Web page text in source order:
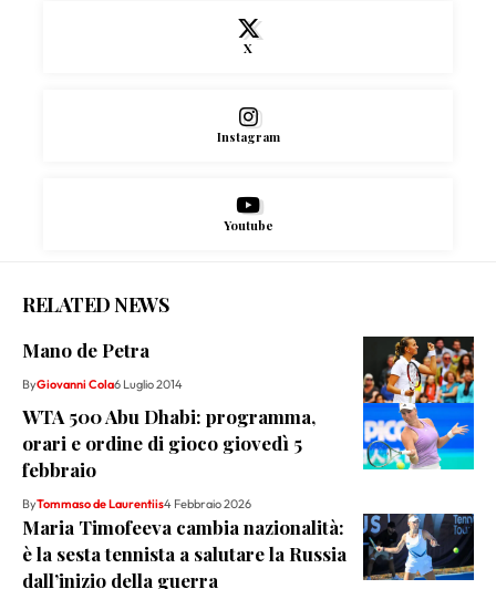
X
Instagram
Youtube
RELATED NEWS
Mano de Petra
ByGiovanni Cola6 Luglio 2014
WTA 500 Abu Dhabi: programma,
orari e ordine di gioco giovedì 5
febbraio
ByTommaso de Laurentiis4 Febbraio 2026
Maria Timofeeva cambia nazionalità:
è la sesta tennista a salutare la Russia
dall’inizio della guerra